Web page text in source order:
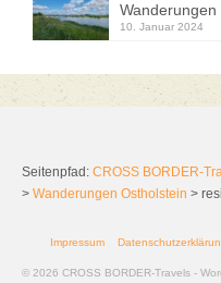
10. Januar 2024
Seitenpfad: CROSS BORDER-
> Wanderungen Ostholstein >
Impressum
© 2026 CROSS BORDER-Travels -